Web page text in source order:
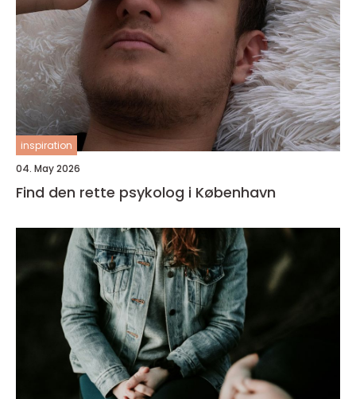
inspiration
04. May 2026
Find den rette psykolog i København